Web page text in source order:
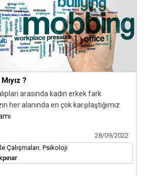
?
arasında kadın erkek fark
her alanında en çok karşılaştığımız
28/09/2022
Çalışmaları Psikoloji